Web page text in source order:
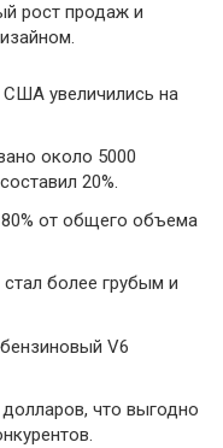
рост продаж и
увеличились на
около 5000
20%.
от общего объема
более грубым и
V6
что выгодно